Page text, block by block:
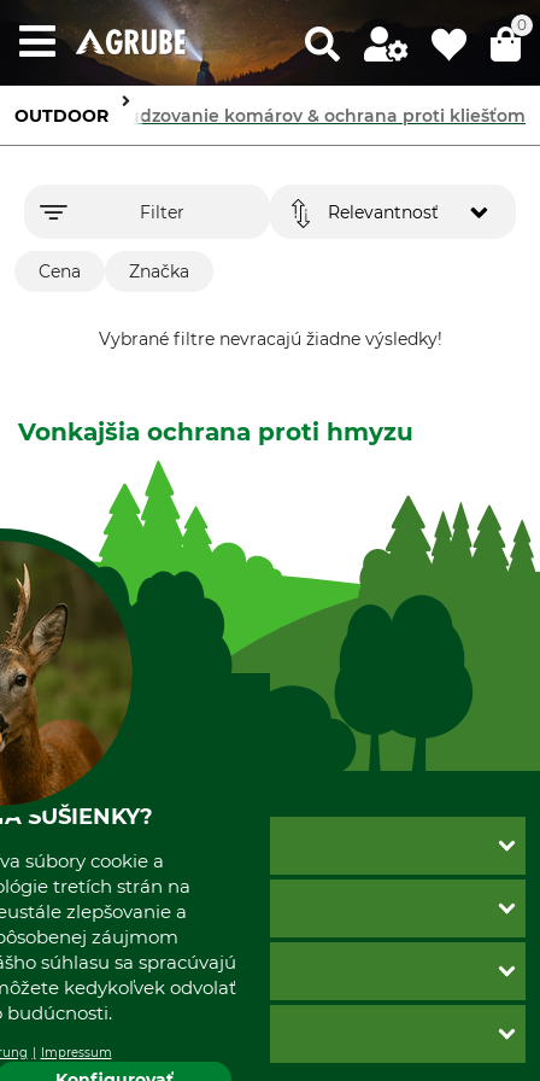
0
OUTDOOR
VýbavaOdpudzovanie komárov & ochrana proti kliešťom
Filter Relevantnosť
Cena Značka
Vybrané filtre nevracajú žiadne výsledky!
Vonkajšia ochrana proti hmyzu
Kontakt
Katalógy
Newsletter
Nastavenia súborov cookie
INFORMÁCIE
Povinné údaje
Obchodné podmienky
Ochrana osobnych udajov
Otváracie hodiny
SPÔSOBY PLATBY
Dobierka
Platba vopred
SUŠIENKY?
súbory cookie a
tretích strán na
zlepšovanie a
záujmom
súhlasu sa spracúvajú
kedykoľvek odvolať
budúcnosti.
Impressum